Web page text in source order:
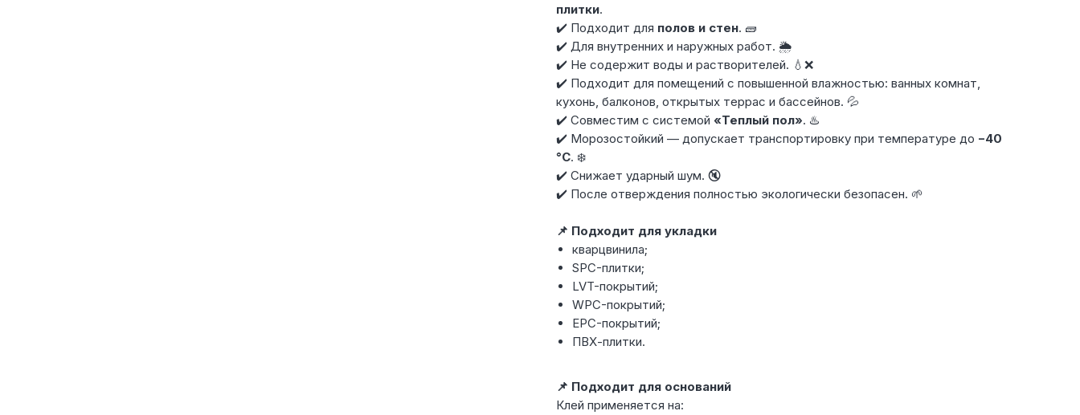
плитки.
✔️ Подходит для полов и стен. 🧱
✔️ Для внутренних и наружных работ. 🌦️
✔️ Не содержит воды и растворителей. 💧❌
✔️ Подходит для помещений с повышенной влажностью: ванных комнат,
кухонь, балконов, открытых террас и бассейнов. 💦
✔️ Совместим с системой «Теплый пол». ♨️
✔️ Морозостойкий — допускает транспортировку при температуре до −40
°С. ❄️
✔️ Снижает ударный шум. 🔇
✔️ После отверждения полностью экологически безопасен. 🌱
📌 Подходит для укладки
кварцвинила;
SPC-плитки;
LVT-покрытий;
WPC-покрытий;
EPC-покрытий;
ПВХ-плитки.
📌 Подходит для оснований
Клей применяется на: